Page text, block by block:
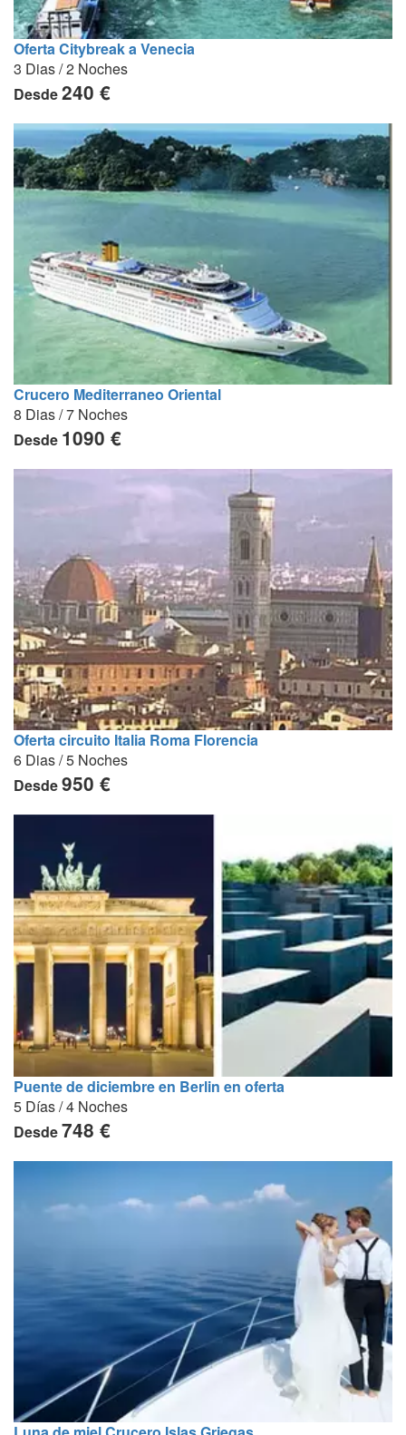
Oferta Citybreak a Venecia
3 Dias / 2 Noches
Desde240 €
Crucero Mediterraneo Oriental
8 Dias / 7 Noches
Desde 1090 €
Oferta circuito Italia Roma Florencia
6 Dias / 5 Noches
Desde950 €
Puente de diciembre en Berlin en oferta
5 Días / 4 Noches
Desde748 €